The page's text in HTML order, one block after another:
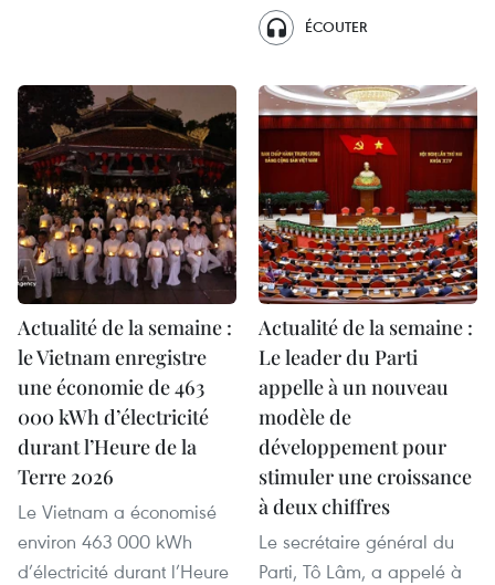
ÉCOUTER
Actualité de la semaine :
le Vietnam enregistre
une économie de 463
000 kWh d’électricité
durant l’Heure de la
Terre 2026
Le Vietnam a économisé
environ 463 000 kWh
d’électricité durant l’Heure
Actualité de la semaine :
Le leader du Parti
appelle à un nouveau
modèle de
développement pour
stimuler une croissance
à deux chiffres
Le secrétaire général du
Parti, Tô Lâm, a appelé à